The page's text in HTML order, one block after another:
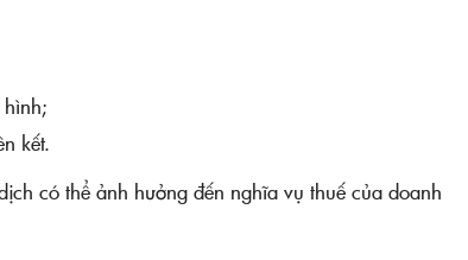
kết.
có thể ảnh hưởng đến nghĩa vụ thuế của doanh